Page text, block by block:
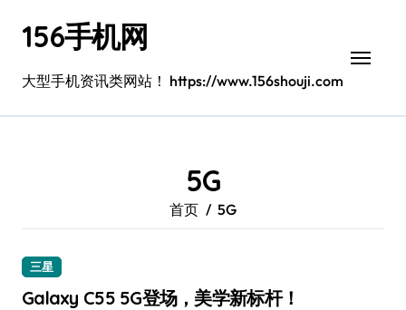
156手机网
大型手机资讯类网站！ https://www.156shouji.com
5G
首页 5G
三星
Galaxy C55 5G登场，美学新标杆！